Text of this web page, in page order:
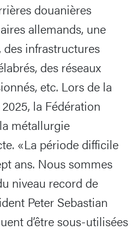
douanières
allemands, une
des infrastructures
des réseaux
etc. Lors de la
la Fédération
métallurgie
«La période difficile
ans. Nous sommes
niveau record de
Peter Sebastian
d’être sous-utilisées